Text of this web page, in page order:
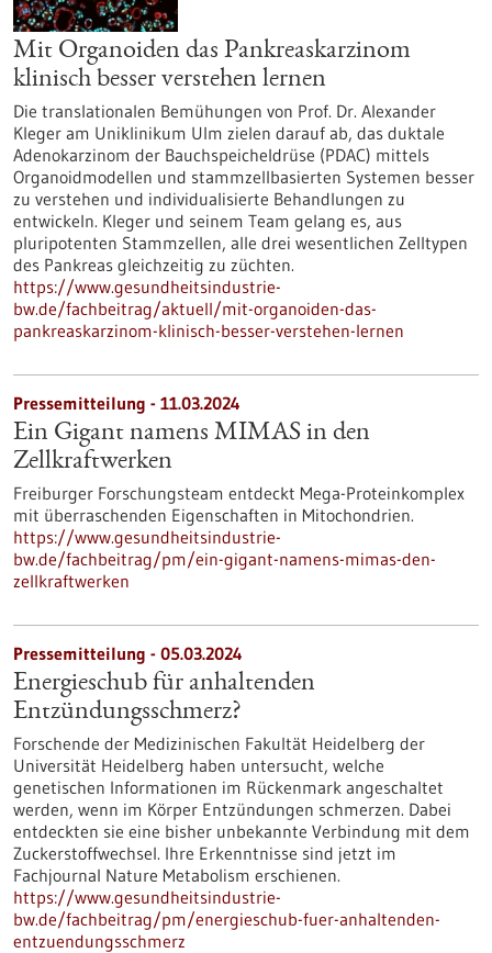
Mit Organoiden das Pankreaskarzinom
klinisch besser verstehen lernen
Die translationalen Bemühungen von Prof. Dr. Alexander
Kleger am Uniklinikum Ulm zielen darauf ab, das duktale
Adenokarzinom der Bauchspeicheldrüse (PDAC) mittels
Organoidmodellen und stammzellbasierten Systemen besser
zu verstehen und individualisierte Behandlungen zu
entwickeln. Kleger und seinem Team gelang es, aus
pluripotenten Stammzellen, alle drei wesentlichen Zelltypen
des Pankreas gleichzeitig zu züchten.
https://www.gesundheitsindustrie-
bw.de/fachbeitrag/aktuell/mit-organoiden-das-
pankreaskarzinom-klinisch-besser-verstehen-lernen
Pressemitteilung - 11.03.2024
Ein Gigant namens MIMAS in den
Zellkraftwerken
Freiburger Forschungsteam entdeckt Mega-Proteinkomplex
mit überraschenden Eigenschaften in Mitochondrien.
https://www.gesundheitsindustrie-
bw.de/fachbeitrag/pm/ein-gigant-namens-mimas-den-
zellkraftwerken
Pressemitteilung - 05.03.2024
Energieschub für anhaltenden
Entzündungsschmerz?
Forschende der Medizinischen Fakultät Heidelberg der
Universität Heidelberg haben untersucht, welche
genetischen Informationen im Rückenmark angeschaltet
werden, wenn im Körper Entzündungen schmerzen. Dabei
entdeckten sie eine bisher unbekannte Verbindung mit dem
Zuckerstoffwechsel. Ihre Erkenntnisse sind jetzt im
Fachjournal Nature Metabolism erschienen.
https://www.gesundheitsindustrie-
bw.de/fachbeitrag/pm/energieschub-fuer-anhaltenden-
entzuendungsschmerz